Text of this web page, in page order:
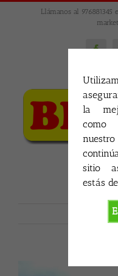
la
sitio
estás
Llámanos al